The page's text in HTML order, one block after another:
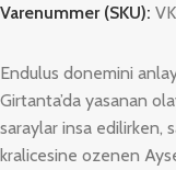
Varenummer (SKU):
Endulus donemini
Girtanta’da yasanan
saraylar insa edilirken,
kralicesine ozenen